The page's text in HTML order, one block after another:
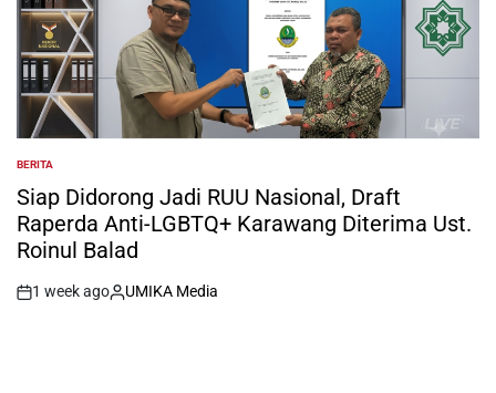
POSTED
IN
BERITA
Siap Didorong Jadi RUU Nasional, Draft
Raperda Anti-LGBTQ+ Karawang Diterima Ust.
Roinul Balad
on
1 week ago
Posted
UMIKA Media